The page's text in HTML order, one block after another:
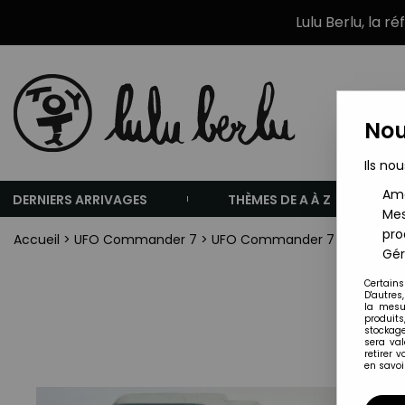
Lulu Berlu, la
DERNIERS ARRIVAGES THÈMES DE A À Z
Accueil > UFO Commander 7 > UFO Commander 7 - Mini
Ils
la
sera
retirer
en